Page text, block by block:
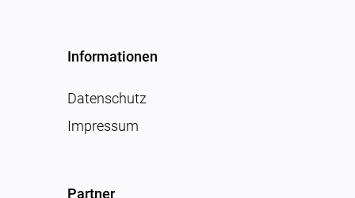
Informationen
Datenschutz
Impressum
Partner